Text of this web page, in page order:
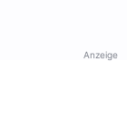
Anzeige